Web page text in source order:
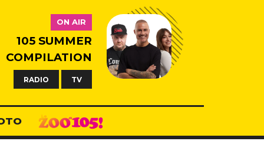
ON AIR
105 SUMMER
COMPILATION
RADIO TV